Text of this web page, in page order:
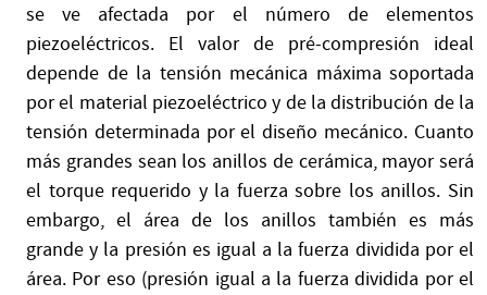
se ve afectada por el número de elementos
piezoeléctricos. El valor de pré-compresión ideal
depende de la tensión mecánica máxima soportada
por el material piezoeléctrico y de la distribución de la
tensión determinada por el diseño mecánico. Cuanto
más grandes sean los anillos de cerámica, mayor será
el torque requerido y la fuerza sobre los anillos. Sin
embargo, el área de los anillos también es más
grande y la presión es igual a la fuerza dividida por el
área. Por eso (presión igual a la fuerza dividida por el